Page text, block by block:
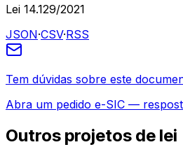
Lei 14.129/2021
JSON·CSV·RSS
Tem dúvidas sobre este
Abra um pedido e-SIC —
Outros projetos de lei